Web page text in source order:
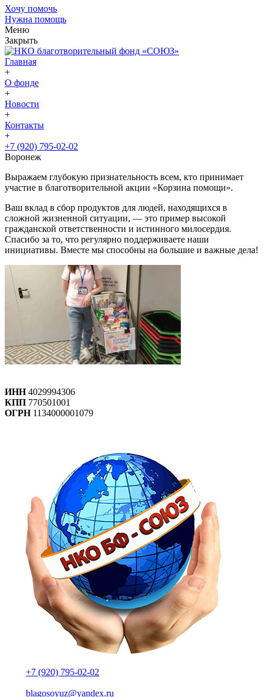
Хочу помочь
Нужна помощь
Меню
Закрыть
Главная
+
О фонде
+
Новости
+
Контакты
+
+7 (920) 795-02-02
Воронеж
Выражаем глубокую признательность всем, кто принимает
участие в благотворительной акции «Корзина помощи».
Ваш вклад в сбор продуктов для людей, находящихся в
сложной жизненной ситуации, — это пример высокой
гражданской ответственности и истинного милосердия.
Спасибо за то, что регулярно поддерживаете наши
инициативы. Вместе мы способны на большие и важные дела!
ИНН4029994306
КПП 770501001
ОГРН1134000001079
+7 (920) 795-02-02
blagosoyuz@yandex.ru